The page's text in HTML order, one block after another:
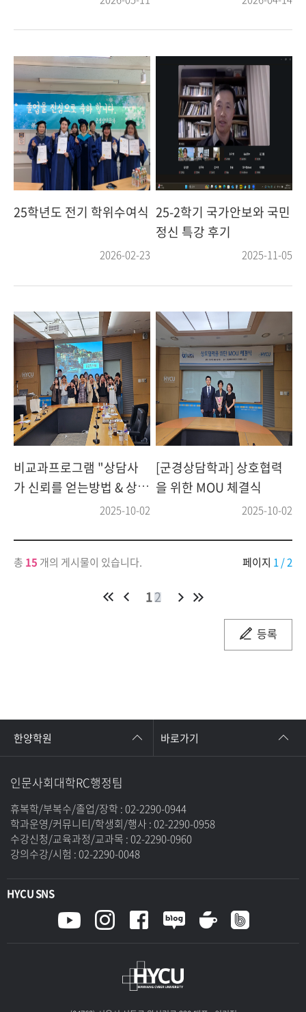
25학년도 전기 학위수여식
2026-02-23
25-2학기 국가안보와 국민
정신 특강 후기
2025-11-05
비교과프로그램 "상담사
가 신뢰를 얻는방법 & 상담
에서 다루는 마음의구조"
2025-10-02
[군경상담학과] 상호협력
을 위한 MOU 체결식
2025-10-02
총 15 개의 게시물이 있습니다. 페이지 1/ 2
12
등록
한양학원 바로가기
HYCU SNS
인문사회대학RC행정팀
휴복학/부복수/졸업/장학 : 02-2290-0944
학과운영/커뮤니티/학생회/행사 : 02-2290-0958
수강신청/교육과정/교과목 : 02-2290-0960
강의수강/시험 : 02-2290-0048